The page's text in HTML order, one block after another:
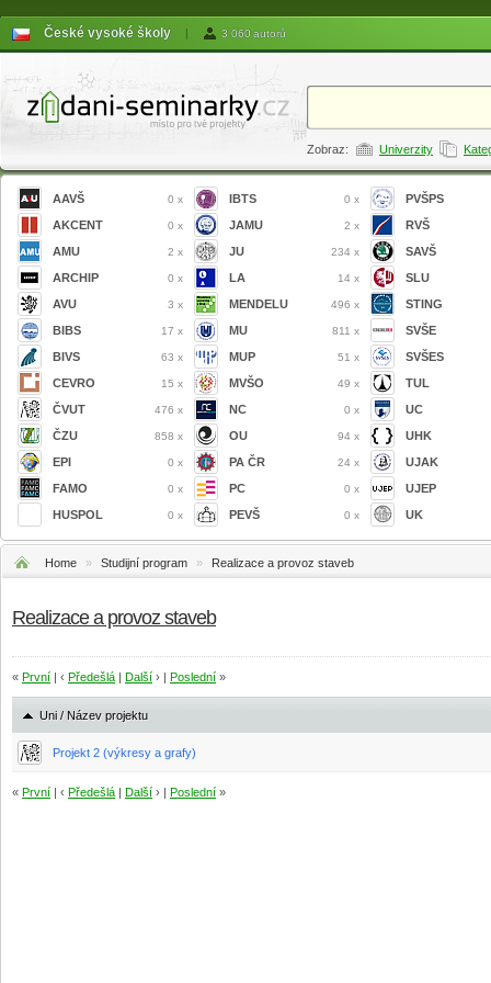
České vysoké školy | 3 060 autorů
Zobraz: Univerzity
AAVŠ 0 x
AKCENT 0 x
AMU 2 x
ARCHIP 0 x
AVU 3 x
BIBS 17 x
BIVS 63 x
CEVRO 15 x
ČVUT 476 x
ČZU 858 x
EPI 0 x
FAMO 0 x
HUSPOL 0 x
IBTS 0 x
JAMU 2 x
JU 234 x
LA 14 x
MENDELU 496 x
MU 811 x
MUP 51 x
MVŠO 49 x
NC 0 x
OU 94 x
PA ČR 24 x
PC 0 x
PEVŠ 0 x
PVŠPS
RVŠ
SAVŠ
SLU
STING
SVŠE
SVŠES
TUL
UC
UHK
UJAK
UJEP
UK
Home » Studijní program » Realizace a provoz staveb
Realizace a provoz staveb
« První | ‹ Předešlá | Další › | Poslední »
Uni / Název projektu
Projekt 2 (výkresy a grafy)
« První | ‹ Předešlá | Další › | Poslední »